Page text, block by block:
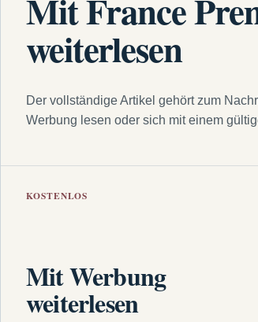
Mit France
weiterlesen
Der vollständige Artikel gehört zum
Werbung lesen oder sich mit einem
KOSTENLOS
Mit Werbung
weiterlesen